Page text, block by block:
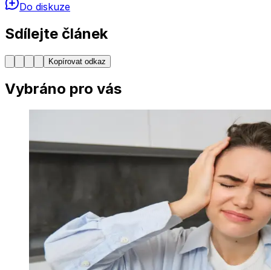
Do diskuze
Sdílejte článek
Kopírovat odkaz
Vybráno pro vás